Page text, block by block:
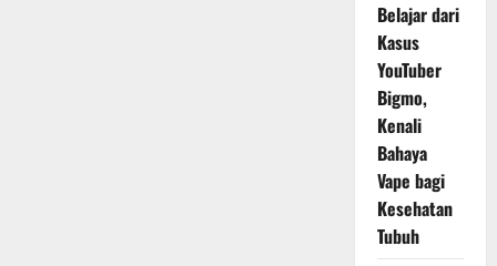
Belajar dari
Kasus
YouTuber
Bigmo,
Kenali
Bahaya
Vape bagi
Kesehatan
Tubuh